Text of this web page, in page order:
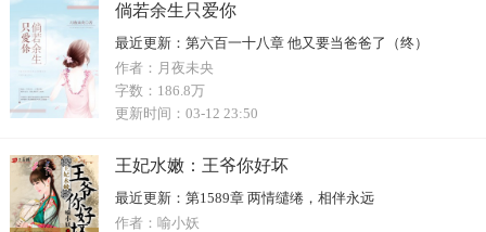
倘若余生只爱你
最近更新： 第六百一十八章 他又要当爸爸了（终）
作者： 月夜未央
字数： 186.8万
更新时间： 03-12 23:50
王妃水嫩：王爷你好坏
最近更新： 第1589章 两情缱绻，相伴永远
作者： 喻小妖